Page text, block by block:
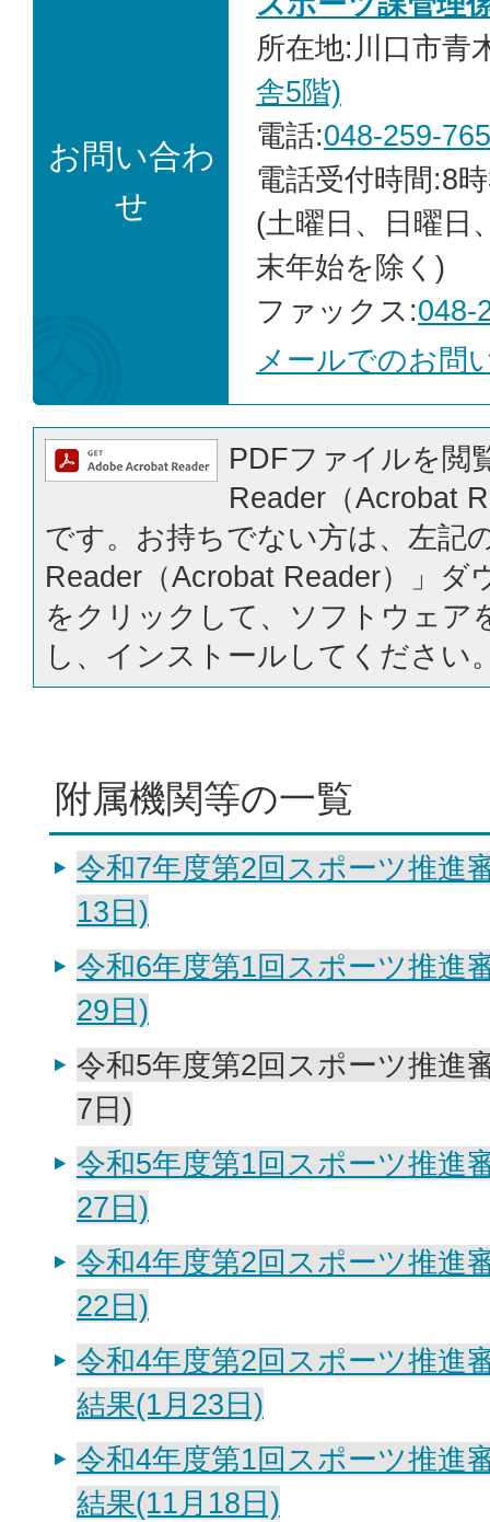
お問い合わ
せ
所在地:川口市青
舎5階)
電話:048-259-
電話受付時間:8
(土曜日、日曜日
末年始を除く)
ファックス:048-
メールでのお問
PDFファイルを閲
Reader（Acrobat
です。お持ちでない方は、左記
Reader（Acrobat Reader）」ダ
をクリックして、ソフトウェア
し、インストールしてください
附属機関等の一覧
令和7年度第2回スポーツ推進
13日)
令和6年度第1回スポーツ推進
29日)
令和5年度第2回スポーツ推進
7日)
令和5年度第1回スポーツ推進
27日)
令和4年度第2回スポーツ推進
22日)
令和4年度第2回スポーツ推進
結果(1月23日)
令和4年度第1回スポーツ推進
結果(11月18日)